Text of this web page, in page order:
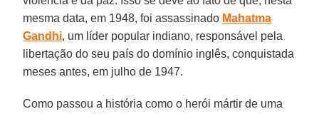
mesma data, em 1948, foi assassinado Mahatma
Gandhi, um líder popular indiano, responsável pela
libertação do seu país do domínio inglês, conquistada
meses antes, em julho de 1947.
Como passou a história como o herói mártir de uma